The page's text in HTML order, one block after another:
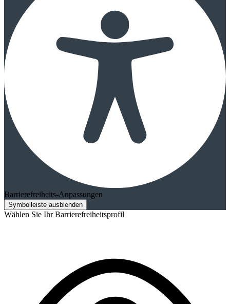
Barrierefreiheits-Anpassungen
Symbolleiste ausblenden
Wählen Sie Ihr Barrierefreiheitsprofil